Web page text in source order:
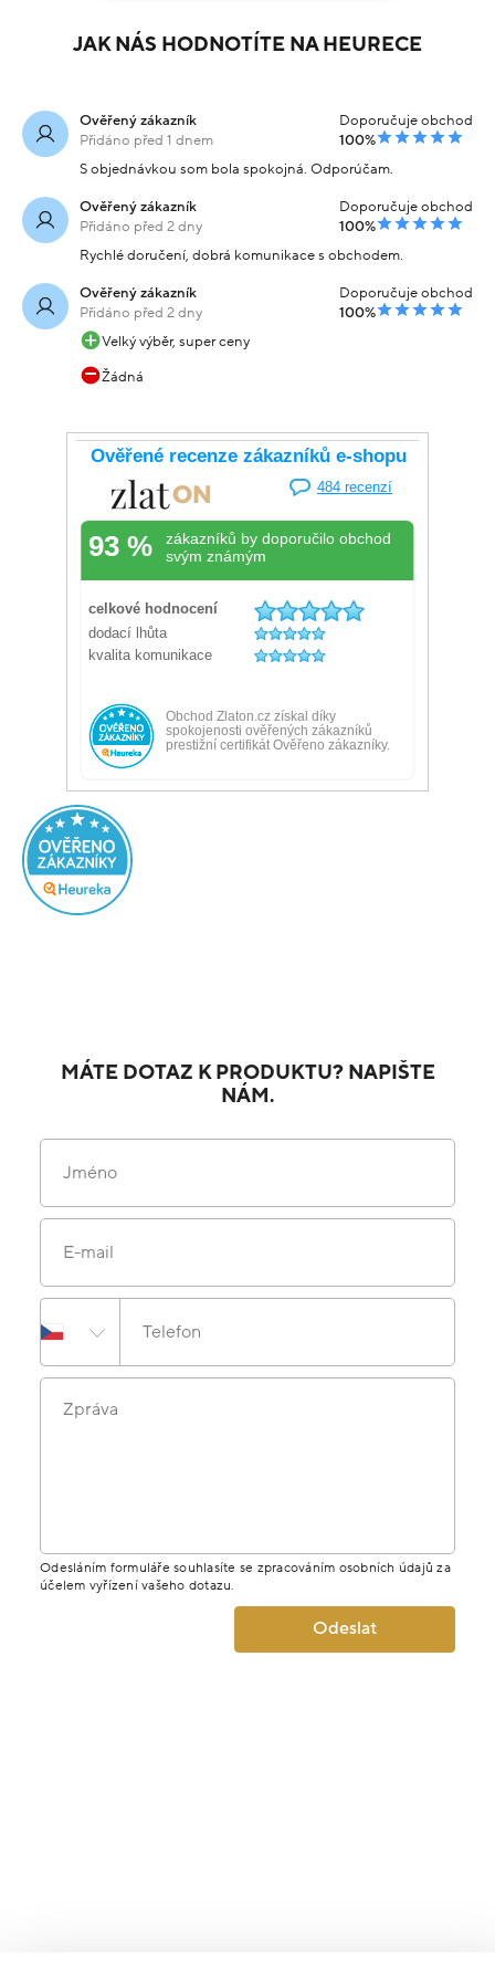
JAK NÁS HODNOTÍTE NA HEURECE
Ověřený zákazník
Přidáno před 1 dnem
Doporučuje obchod
100%
S objednávkou som bola spokojná. Odporúčam.
Ověřený zákazník
Přidáno před 2 dny
Doporučuje obchod
100%
Rychlé doručení, dobrá komunikace s obchodem.
Ověřený zákazník
Přidáno před 2 dny
Doporučuje obchod
100%
Velký výběr, super ceny
Žádná
MÁTE DOTAZ K PRODUKTU? NAPIŠTE
NÁM.
Jméno
E-mail
Telefon
Zpráva
Odesláním formuláře souhlasíte se zpracováním osobních údajů za
účelem vyřízení vašeho dotazu.
Odeslat